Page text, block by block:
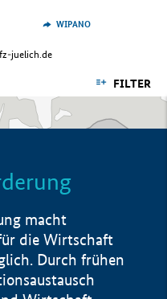
juelich.de
WIPANO
FILTER
macht
die Wirtschaft
Durch frühen